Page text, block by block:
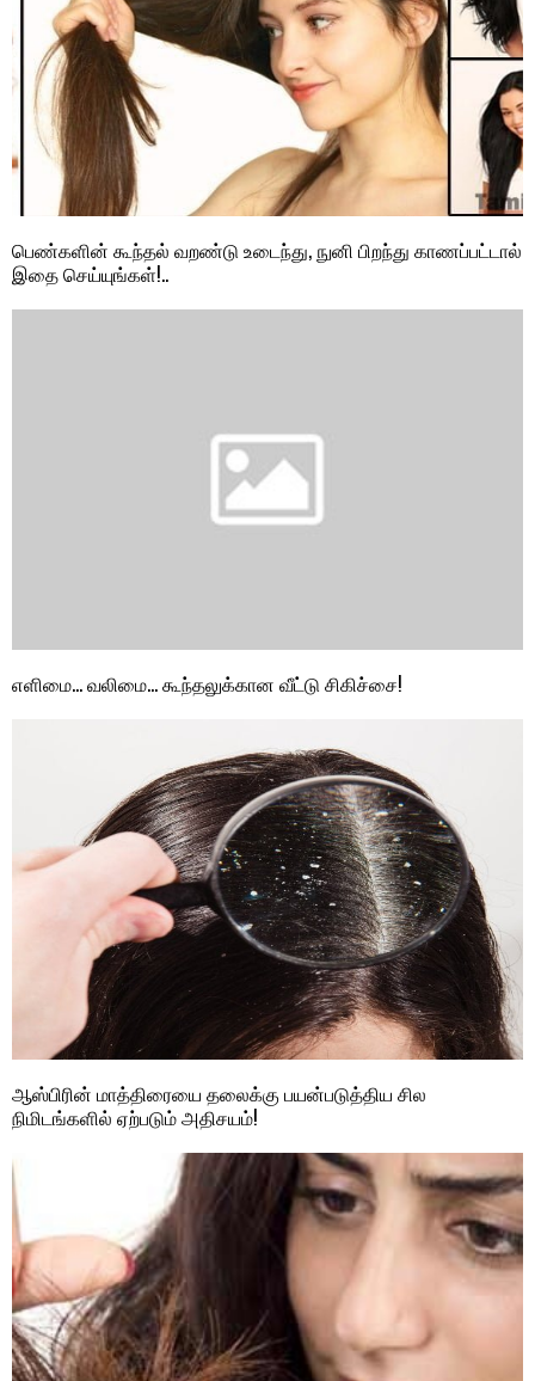
பெண்களின் கூந்தல் வறண்டு உடைந்து, நுனி பிறந்து காணப்பட்டால்
இதை செய்யுங்கள்!..
எளிமை… வலிமை… கூந்தலுக்கான வீட்டு சிகிச்சை!
ஆஸ்பிரின் மாத்திரையை தலைக்கு பயன்படுத்திய சில
நிமிடங்களில் ஏற்படும் அதிசயம்!